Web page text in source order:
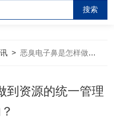
>恶臭电子鼻是怎样做到资源的统一管理的？
到资源的统一管理